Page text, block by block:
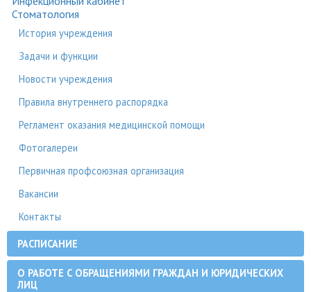
Стоматология
История учреждения
Задачи и функции
Новости учреждения
Правила внутреннего распорядка
Регламент оказания медицинской помощи
Фотогалереи
Первичная профсоюзная организация
Вакансии
Контакты
РАСПИСАНИЕ
О РАБОТЕ С ОБРАЩЕНИЯМИ ГРАЖДАН И ЮРИДИЧЕСКИХ
ЛИЦ